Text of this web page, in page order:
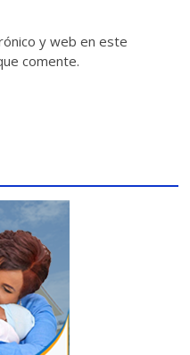
y web en este
comente.